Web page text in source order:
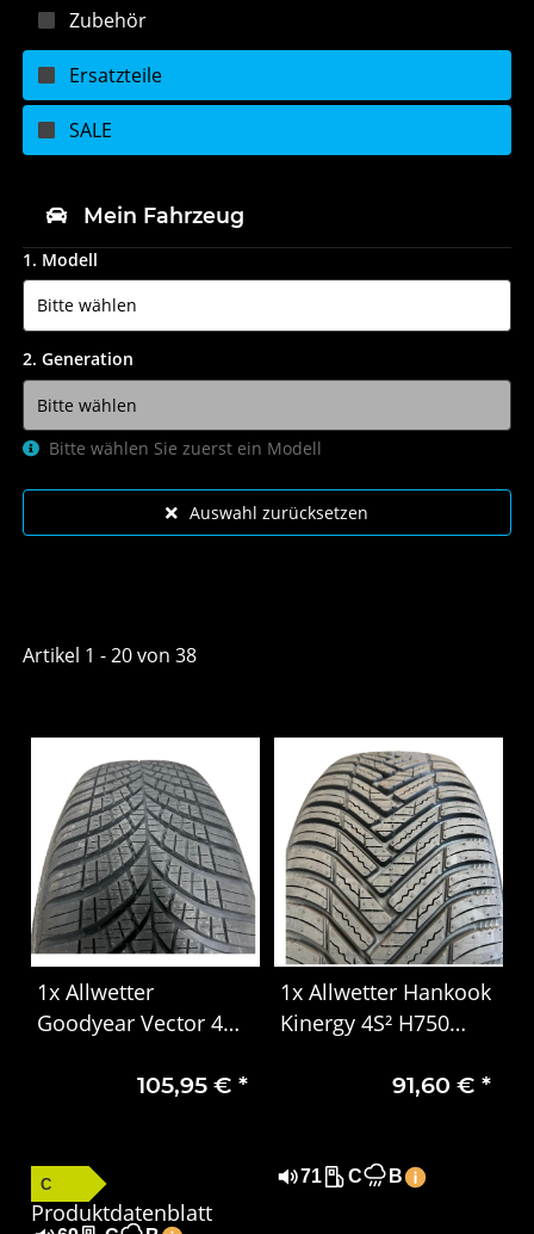
Artikel 1 - 20 von 38
1x Allwetter
Goodyear Vector 4
205/60 R16 92H EVR
105,95 € *
C
Produktdatenblatt
1x Allwetter Hankook
Kinergy 4S² H750
91,60 €*
71 C B
Zubehör
Ersatzteile
SALE
Mein Fahrzeug
1. Modell
2. Generation
Bitte wählen Sie zuerst ein Modell
Auswahl zurücksetzen